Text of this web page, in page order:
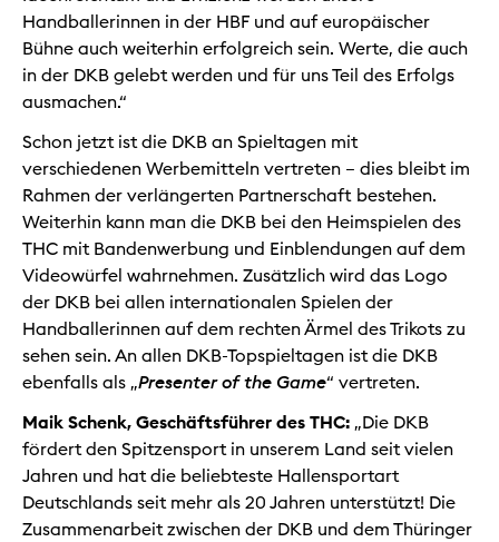
Handballerinnen in der HBF und auf europäischer
Bühne auch weiterhin erfolgreich sein. Werte, die auch
in der DKB gelebt werden und für uns Teil des Erfolgs
ausmachen.“
Schon jetzt ist die DKB an Spieltagen mit
verschiedenen Werbemitteln vertreten – dies bleibt im
Rahmen der verlängerten Partnerschaft bestehen.
Weiterhin kann man die DKB bei den Heimspielen des
THC mit Bandenwerbung und Einblendungen auf dem
Videowürfel wahrnehmen. Zusätzlich wird das Logo
der DKB bei allen internationalen Spielen der
Handballerinnen auf dem rechten Ärmel des Trikots zu
sehen sein. An allen DKB-Topspieltagen ist die DKB
ebenfalls als „Presenter of the Game“ vertreten.
Maik Schenk, Geschäftsführer des THC: „Die DKB
fördert den Spitzensport in unserem Land seit vielen
Jahren und hat die beliebteste Hallensportart
Deutschlands seit mehr als 20 Jahren unterstützt! Die
Zusammenarbeit zwischen der DKB und dem Thüringer